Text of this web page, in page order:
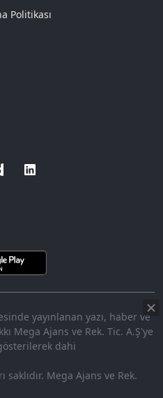
Politikası
yayınlanan yazı, haber ve
Mega Ajans ve Rek. Tic. A.Ş'ye
dahi
Mega Ajans ve Rek.